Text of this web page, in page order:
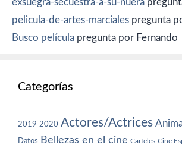
exsuegra-secuestra-a-su-nuera
pelicula-de-artes-marciales pregunta
Busco película pregunta por Fernando
Categorías
2019 2020 Actores/Actrices
Datos Bellezas en el cine Carteles Cine